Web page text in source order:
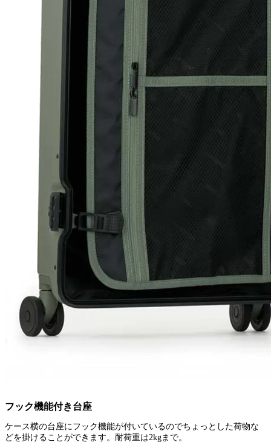
フック機能付き台座
ケース横の台座にフック機能が付いているのでちょっとした荷物な
どを掛けることができます。耐荷重は2kgまで。